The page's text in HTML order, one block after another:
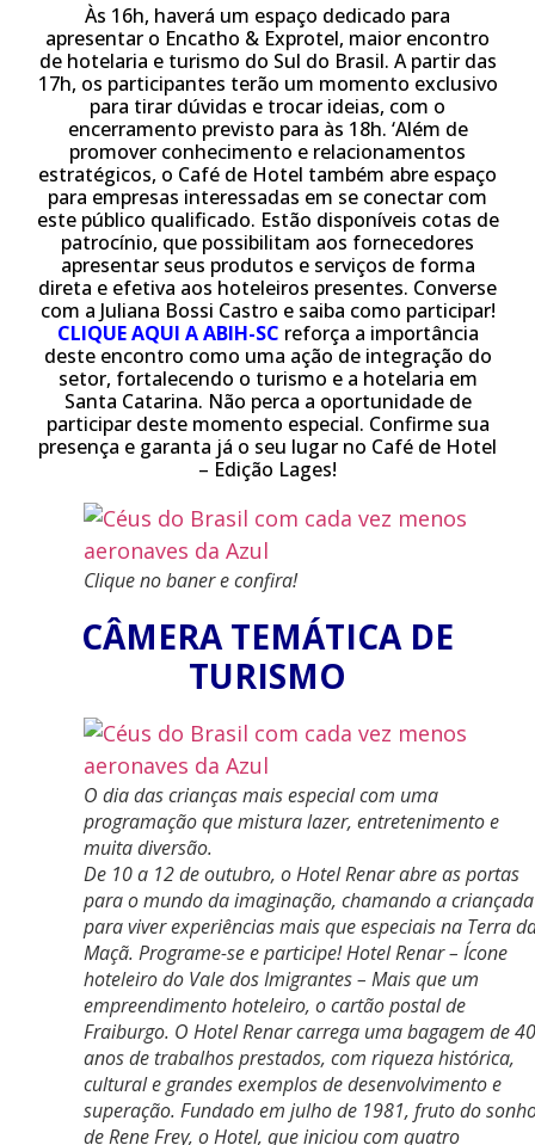
Às 16h, haverá um espaço dedicado para
apresentar o Encatho & Exprotel, maior encontro
de hotelaria e turismo do Sul do Brasil. A partir das
17h, os participantes terão um momento exclusivo
para tirar dúvidas e trocar ideias, com o
encerramento previsto para às 18h. ‘Além de
promover conhecimento e relacionamentos
estratégicos, o Café de Hotel também abre espaço
para empresas interessadas em se conectar com
este público qualificado. Estão disponíveis cotas de
patrocínio, que possibilitam aos fornecedores
apresentar seus produtos e serviços de forma
direta e efetiva aos hoteleiros presentes. Converse
com a Juliana Bossi Castro e saiba como participar!
CLIQUE AQUI A ABIH-SC reforça a importância
deste encontro como uma ação de integração do
setor, fortalecendo o turismo e a hotelaria em
Santa Catarina. Não perca a oportunidade de
participar deste momento especial. Confirme sua
presença e garanta já o seu lugar no Café de Hotel
– Edição Lages!
Clique no baner e confira!
CÂMERA TEMÁTICA DE
TURISMO
O dia das crianças mais especial com uma
programação que mistura lazer, entretenimento e
muita diversão.
De 10 a 12 de outubro, o Hotel Renar abre as portas
para o mundo da imaginação, chamando a criançada
para viver experiências mais que especiais na Terra
Maçã. Programe-se e participe! Hotel Renar – Ícone
hoteleiro do Vale dos Imigrantes – Mais que um
empreendimento hoteleiro, o cartão postal de
Fraiburgo. O Hotel Renar carrega uma bagagem de 40
anos de trabalhos prestados, com riqueza histórica,
cultural e grandes exemplos de desenvolvimento e
superação. Fundado em julho de 1981, fruto do
de Rene Frey, o Hotel, que iniciou com quatro